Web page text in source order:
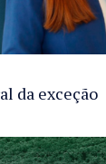
da exceção